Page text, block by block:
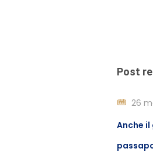
Post
26
Anche